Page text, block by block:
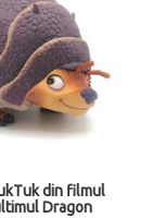
din filmul
Dragon